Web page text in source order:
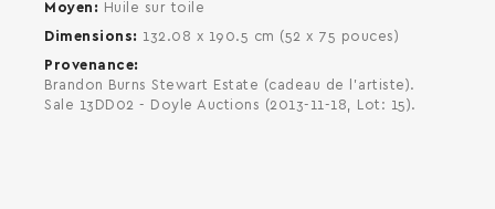
Moyen
Huile sur toile
Dimensions
132.08 x 190.5 cm (52 x 75 pouces)
Provenance
Brandon Burns Stewart Estate (cadeau de l'artiste).
Sale 13DD02 - Doyle Auctions (2013-11-18, Lot: 15).